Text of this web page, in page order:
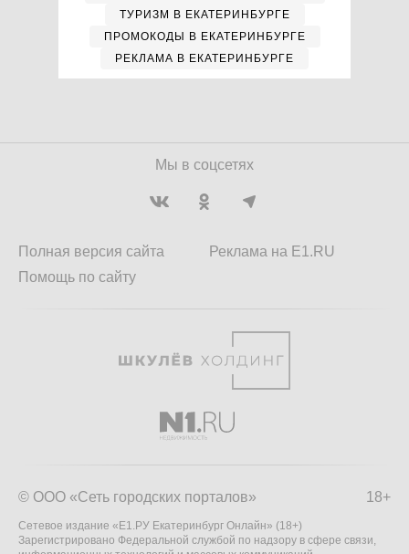
ТУРИЗМ В ЕКАТЕРИНБУРГЕ
ПРОМОКОДЫ В ЕКАТЕРИНБУРГЕ
РЕКЛАМА В ЕКАТЕРИНБУРГЕ
Мы в соцсетях
Полная версия сайта
Помощь по сайту
Реклама на E1.RU
18+
© ООО «Сеть городских порталов»
Сетевое издание «Е1.РУ Екатеринбург Онлайн» (18+)
Зарегистрировано Федеральной службой по надзору в сфере связи,